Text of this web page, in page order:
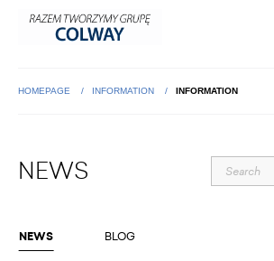
HOMEPAGE INFORMATION INFORMATION
NEWS
NEWS BLOG